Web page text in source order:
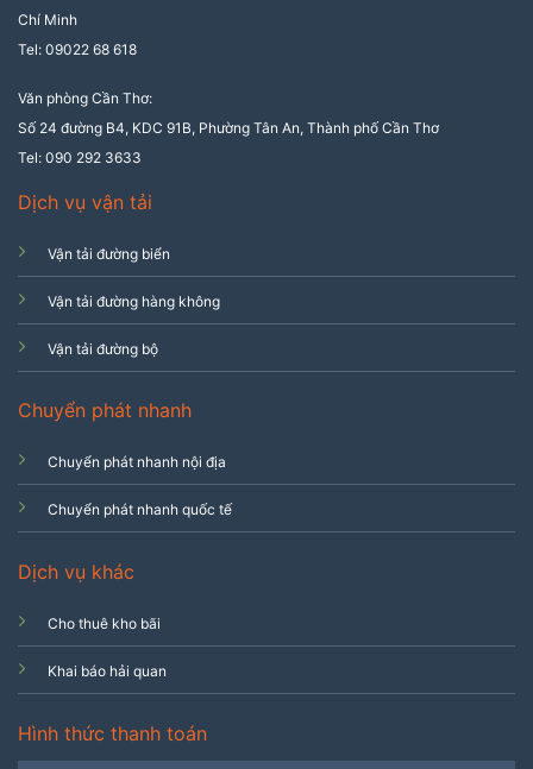
Chí Minh
Tel: 09022 68 618
Văn phòng Cần Thơ:
Số 24 đường B4, KDC 91B, Phường Tân An, Thành phố Cần Thơ
Tel: 090 292 3633
Dịch vụ vận tải
Vận tải đường biển
Vận tải đường hàng không
Vận tải đường bộ
Chuyển phát nhanh
Chuyển phát nhanh nội địa
Chuyển phát nhanh quốc tế
Dịch vụ khác
Cho thuê kho bãi
Khai báo hải quan
Hình thức thanh toán